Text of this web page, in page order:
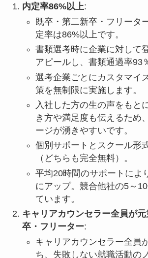
内定率86%以上:
既卒・第二新卒・フリータ
定率は86%以上です。
書類選考時に企業に対して
アピールし、書類通過率93
選考企業ごとにカスタマイ
策を無制限に実施します。
入社した方の生の声をもと
き方や満足度も伝えるため
ージが湧きやすいです。
個別サポートとスクール形
（どちらも完全無料）。
平均20時間のサポートによ
にアップ。競合他社の5～
ています。
キャリアカウンセラー全員が
卒・フリーター:
キャリアカウンセラー全員
ち、失敗しない就職活動の